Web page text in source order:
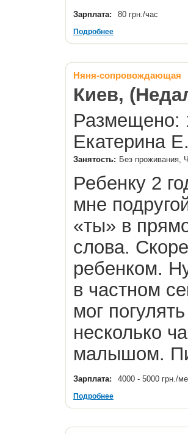
Зарплата: 80 грн./час
Подробнее
Няня-сопровождающая
Киев,
Размещено:
Екатерина
Занятость: Без проживания,
Ребенку 2
мне
«ты» в
слова.
ребенком.
в частном
мог
несколько
малышом.
Зарплата: 4000 - 5000 грн./
Подробнее